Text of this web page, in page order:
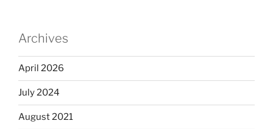
Archives
April 2026
July 2024
August 2021